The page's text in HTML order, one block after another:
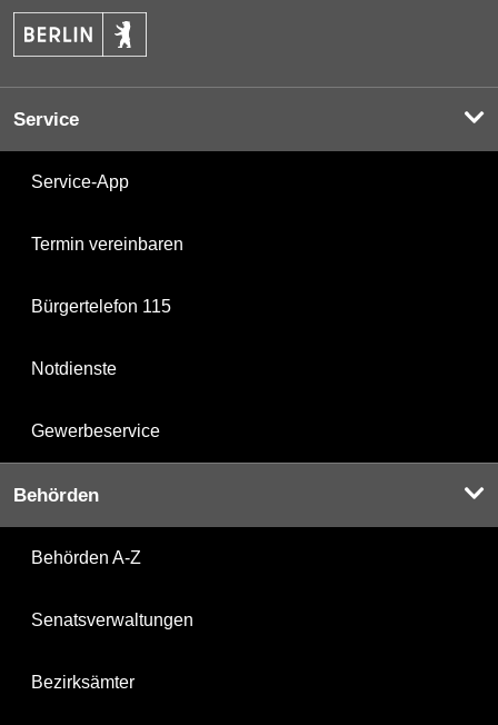
Service
Service-App
Termin vereinbaren
Bürgertelefon 115
Notdienste
Gewerbeservice
Behörden
Behörden A-Z
Senatsverwaltungen
Bezirksämter